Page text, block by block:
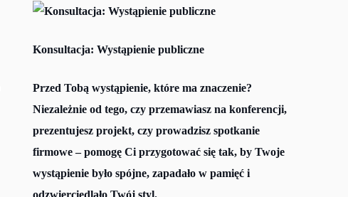
Konsultacja: Wystąpienie publiczne
Przed Tobą wystąpienie, które ma znaczenie?
Niezależnie od tego, czy przemawiasz na konferencji,
prezentujesz projekt, czy prowadzisz spotkanie
firmowe – pomogę Ci przygotować się tak, by Twoje
wystąpienie było spójne, zapadało w pamięć i